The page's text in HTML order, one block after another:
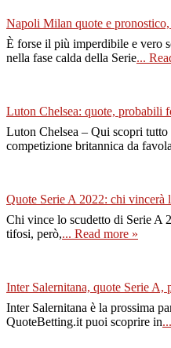
Napoli Milan quote e
È forse il più imperdibile e vero
nella fase calda della Serie...
Luton Chelsea: quote, probabili
Luton Chelsea – Qui scopri
competizione britannica da
Quote Serie A 2022: chi vincerà
Chi vince lo scudetto di Serie A
tifosi, però,... Read more »
Inter Salernitana, quote Serie A,
Inter Salernitana è la prossima
QuoteBetting.it puoi scoprire in